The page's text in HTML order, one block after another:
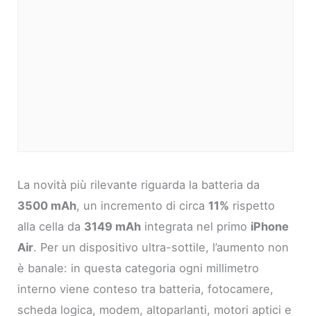
La novità più rilevante riguarda la batteria da
3500 mAh, un incremento di circa 11% rispetto
alla cella da 3149 mAh integrata nel primo iPhone
Air. Per un dispositivo ultra-sottile, l’aumento non
è banale: in questa categoria ogni millimetro
interno viene conteso tra batteria, fotocamere,
scheda logica, modem, altoparlanti, motori aptici e